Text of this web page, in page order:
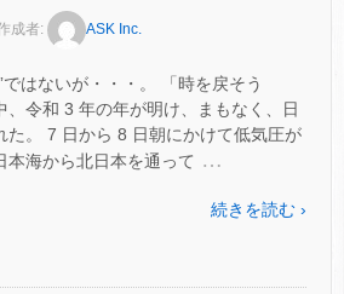
成者: ASK Inc.
ではないが・・・。 「時を戻そう
、令和 3 年の年が明け、まもなく、日
た。 7 日から 8 日朝にかけて低気圧が
本海から北日本を通って …
続きを読む ›